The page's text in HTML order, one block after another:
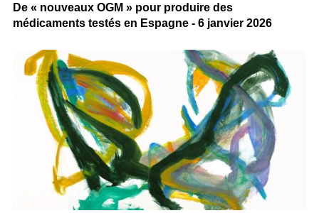
De « nouveaux OGM » pour produire des
médicaments testés en Espagne - 6 janvier 2026